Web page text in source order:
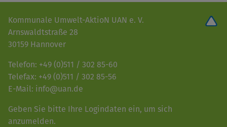
Kommunale Umwelt-AktioN UAN e. V.
Arnswaldtstraße 28
30159 Hannover
Telefon: +49 (0)511 / 302 85-60
Telefax: +49 (0)511 / 302 85-56
E-Mail: info@uan.de
Geben Sie bitte Ihre Logindaten ein, um sich
anzumelden.